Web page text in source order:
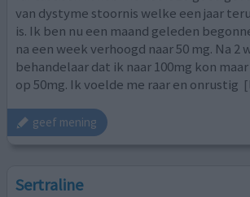
van dystyme stoornis welke een jaar
is. Ik ben nu een maand geleden
na een week verhoogd naar 50 mg. Na 2
behandelaar dat ik naar 100mg kon
op 50mg. Ik voelde me raar en onrustig
geef mening
Sertraline